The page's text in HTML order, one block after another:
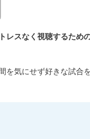
レスなく視聴するため
を気にせず好きな試合